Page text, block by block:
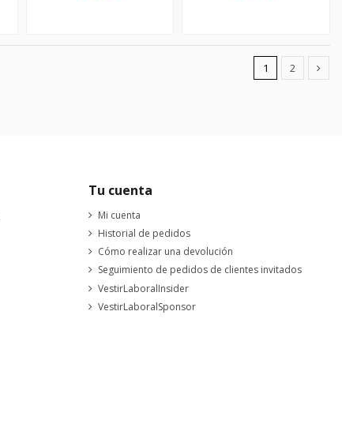
1 2
Tu cuenta
Mi cuenta
Historial de pedidos
Cómo realizar una devolución
Seguimiento de pedidos de clientes invitados
VestirLaboralInsider
VestirLaboralSponsor